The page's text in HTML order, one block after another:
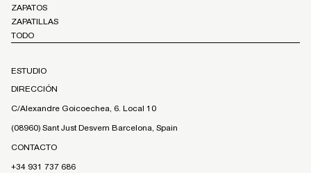
ZAPATOS
ZAPATILLAS
TODO
ESTUDIO
DIRECCIÓN
C/Alexandre Goicoechea, 6. Local 10
(08960) Sant Just Desvern Barcelona, Spain
CONTACTO
+34 931 737 686